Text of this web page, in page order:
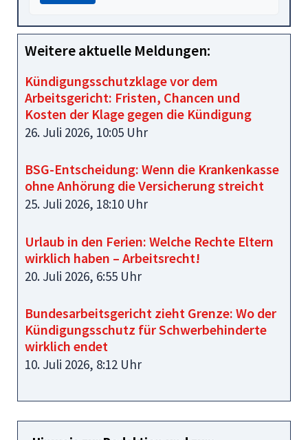
Weitere aktuelle Meldungen:
Kündigungsschutzklage vor dem
Arbeitsgericht: Fristen, Chancen und
Kosten der Klage gegen die Kündigung
26. Juli 2026, 10:05 Uhr
BSG-Entscheidung: Wenn die Krankenkasse
ohne Anhörung die Versicherung streicht
25. Juli 2026, 18:10 Uhr
Urlaub in den Ferien: Welche Rechte Eltern
wirklich haben – Arbeitsrecht!
20. Juli 2026, 6:55 Uhr
Bundesarbeitsgericht zieht Grenze: Wo der
Kündigungsschutz für Schwerbehinderte
wirklich endet
10. Juli 2026, 8:12 Uhr